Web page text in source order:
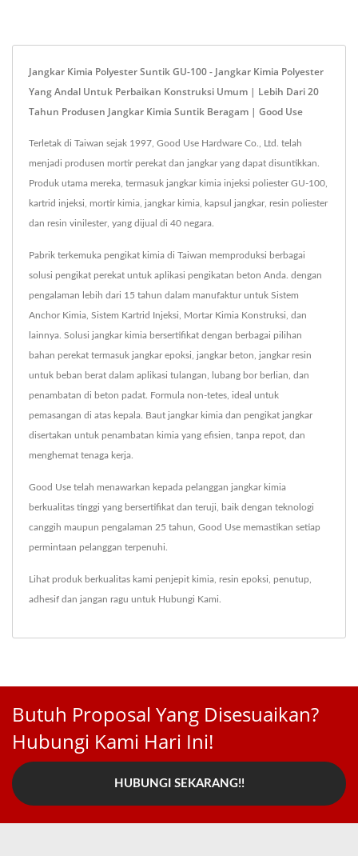
Jangkar Kimia Polyester Suntik GU-100 - Jangkar Kimia Polyester
Yang Andal Untuk Perbaikan Konstruksi Umum | Lebih Dari 20
Tahun Produsen Jangkar Kimia Suntik Beragam | Good Use
Terletak di Taiwan sejak 1997, Good Use Hardware Co., Ltd. telah
menjadi produsen mortir perekat dan jangkar yang dapat disuntikkan.
Produk utama mereka, termasuk jangkar kimia injeksi poliester GU-100,
kartrid injeksi, mortir kimia, jangkar kimia, kapsul jangkar, resin poliester
dan resin vinilester, yang dijual di 40 negara.
Pabrik terkemuka pengikat kimia di Taiwan memproduksi berbagai
solusi pengikat perekat untuk aplikasi pengikatan beton Anda. dengan
pengalaman lebih dari 15 tahun dalam manufaktur untuk Sistem
Anchor Kimia, Sistem Kartrid Injeksi, Mortar Kimia Konstruksi, dan
lainnya. Solusi jangkar kimia bersertifikat dengan berbagai pilihan
bahan perekat termasuk jangkar epoksi, jangkar beton, jangkar resin
untuk beban berat dalam aplikasi tulangan, lubang bor berlian, dan
penambatan di beton padat. Formula non-tetes, ideal untuk
pemasangan di atas kepala. Baut jangkar kimia dan pengikat jangkar
disertakan untuk penambatan kimia yang efisien, tanpa repot, dan
menghemat tenaga kerja.
Good Use telah menawarkan kepada pelanggan jangkar kimia
berkualitas tinggi yang bersertifikat dan teruji, baik dengan teknologi
canggih maupun pengalaman 25 tahun, Good Use memastikan setiap
permintaan pelanggan terpenuhi.
Lihat produk berkualitas kami penjepit kimia resin epoksi penutup
adhesif dan jangan ragu untuk Hubungi Kami
Butuh Proposal Yang Disesuaikan?
Hubungi Kami Hari Ini!
HUBUNGI SEKARANG!!